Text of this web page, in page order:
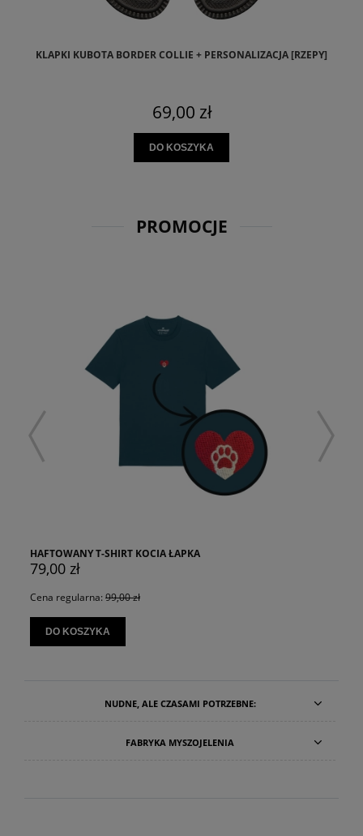
KLAPKI KUBOTA BORDER COLLIE + PERSONALIZACJA [RZEPY]
69,00 zł
DO KOSZYKA
PROMOCJE
HAFTOWANY T-SHIRT KOCIA ŁAPKA
79,00 zł
Cena regularna: 99,00 zł
DO KOSZYKA
NUDNE, ALE CZASAMI POTRZEBNE:
FABRYKA MYSZOJELENIA